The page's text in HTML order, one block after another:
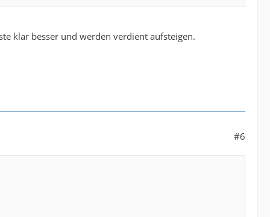
klar besser und werden verdient aufsteigen.
#6